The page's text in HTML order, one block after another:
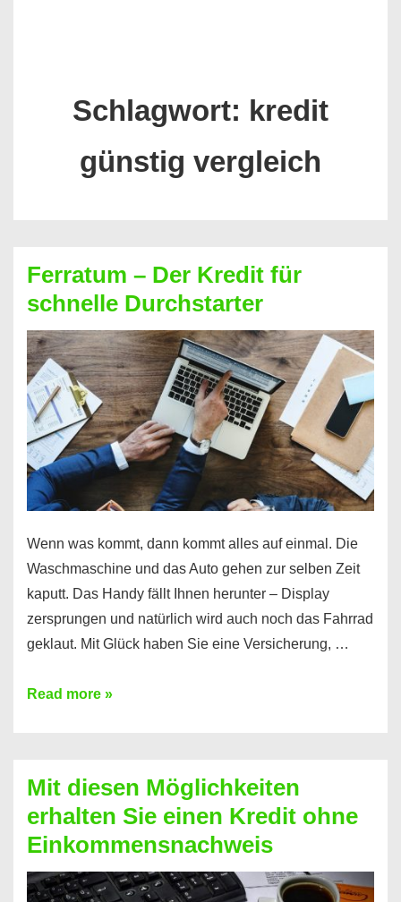
Schlagwort: kredit
günstig vergleich
Ferratum – Der Kredit für
schnelle Durchstarter
Wenn was kommt, dann kommt alles auf einmal. Die
Waschmaschine und das Auto gehen zur selben Zeit
kaputt. Das Handy fällt Ihnen herunter – Display
zersprungen und natürlich wird auch noch das Fahrrad
geklaut. Mit Glück haben Sie eine Versicherung, …
Ferratum
für
schnelle
Durchstarter
Read more »
Mit diesen Möglichkeiten
erhalten Sie einen Kredit ohne
Einkommensnachweis